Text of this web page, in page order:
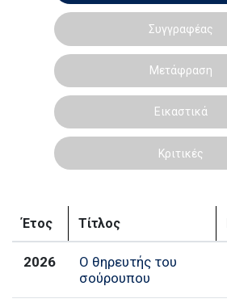
Συγγραφέας
Μετάφραση
Εικαστικά
Κριτικές
Έτος Τίτλος
2026
Ο θηρευτής του
σούρουπου